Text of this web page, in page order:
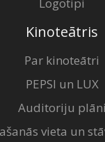
Logotipi
Kinoteātris
Par kinoteātri
PEPSI un LUX
Auditoriju plāni
vieta un